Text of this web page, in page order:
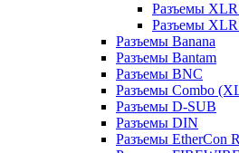
Разъемы XLR
Разъемы XLR
Разъемы Banana
Разъемы Bantam
Разъемы BNC
Разъемы Combo
Разъемы D-SUB
Разъемы DIN
Разъемы EtherCon